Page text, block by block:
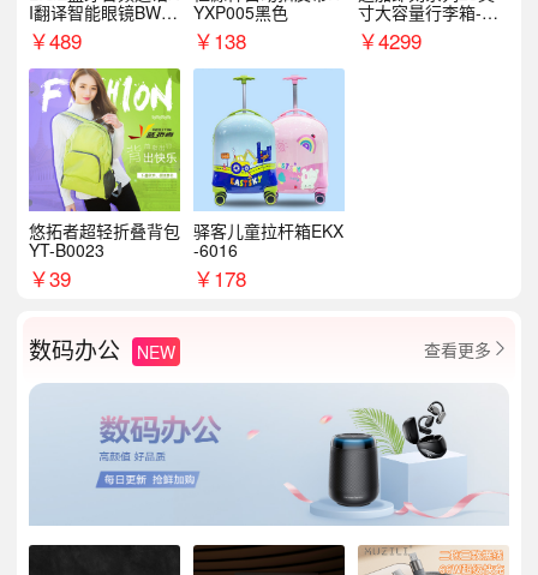
I翻译智能眼镜BWM
89
￥489
YXP005黑色
￥138
寸大容量行李箱-星
云绿/星光绿
￥4299
悠拓者超轻折叠背包
YT-B0023
￥39
驿客儿童拉杆箱EKX
-6016
￥178
数码办公 NEW 查看更多 